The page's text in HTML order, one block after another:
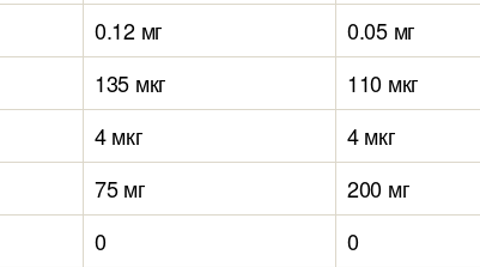
0.12 мг
0.05 мг
135 мкг
110 мкг
4 мкг
4 мкг
75 мг
200 мг
0
0